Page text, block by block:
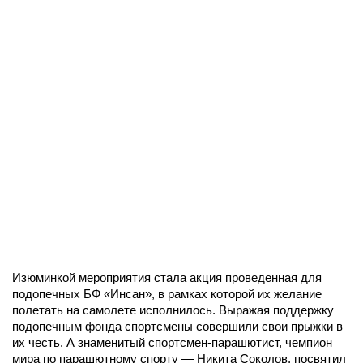
Изюминкой мероприятия стала акция проведенная для
подопечных БФ «Инсан», в рамках которой их желание
полетать на самолете исполнилось. Выражая поддержку
подопечным фонда спортсмены совершили свои прыжки в
их честь. А знаменитый спортсмен-парашютист, чемпион
мира по парашютному спорту — Никита Соколов, посвятил